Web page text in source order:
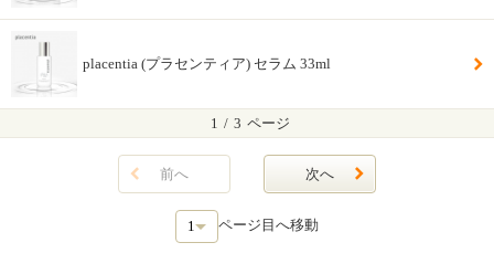
placentia (プラセンティア) セラム 33ml
1 / 3 ページ
前へ 次へ
ページ目へ移動